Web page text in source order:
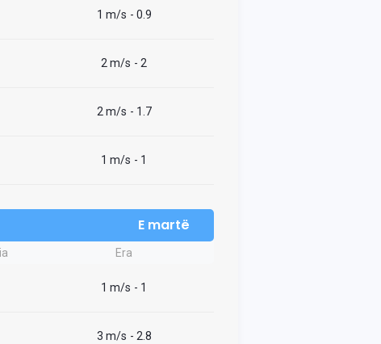
1 m/s - 0.9
2 m/s - 2
2 m/s - 1.7
1 m/s - 1
E martë
Era
1 m/s - 1
3 m/s - 2.8